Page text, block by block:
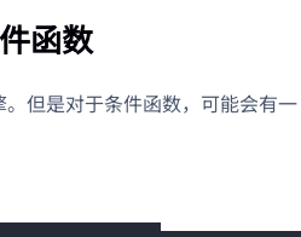
函数
但是对于条件函数，可能会有一